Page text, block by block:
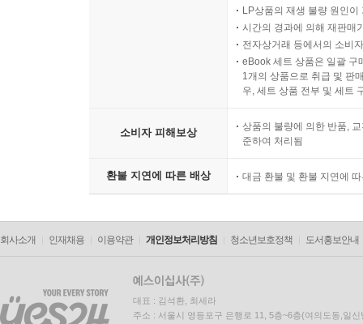
LP상품의 재생 불량 원인
시간의 경과에 의해 재판매
전자상거래 등에서의 소비
eBook 세트 상품은 일괄 구
1개의 상품으로 취급 및 판
우, 세트 상품 전부 및 세트
소비자 피해보상
상품의 불량에 의한 반품,
준하여 처리됨
환불 지연에 따른 배상 대금 환불 및 환불 지연에
회사소개 인재채용 이용약관 개인정보처리방침 청소년보호정책 도서홍보안내
대표 : 김석환, 최세라
주소 : 서울시 영등포구 은행로 11, 5층~6층(여의도동,일신